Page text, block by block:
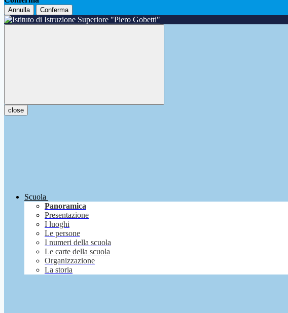
Annulla Conferma
close
Scuola
Panoramica
Presentazione
I luoghi
Le persone
I numeri della scuola
Le carte della scuola
Organizzazione
La storia